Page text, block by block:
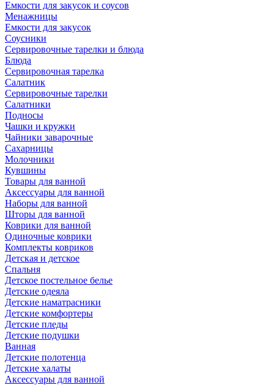
Емкости для закусок и соусов
Менажницы
Емкости для закусок
Соусники
Сервировочные тарелки и блюда
Блюда
Сервировочная тарелка
Салатник
Сервировочные тарелки
Салатники
Подносы
Чашки и кружки
Чайники заварочные
Сахарницы
Молочники
Кувшины
Товары для ванной
Аксессуары для ванной
Наборы для ванной
Шторы для ванной
Коврики для ванной
Одиночные коврики
Комплекты ковриков
Детская и детское
Спальня
Детское постельное белье
Детские одеяла
Детские наматрасники
Детские комфортеры
Детские пледы
Детские подушки
Ванная
Детские полотенца
Детские халаты
Аксессуары для ванной